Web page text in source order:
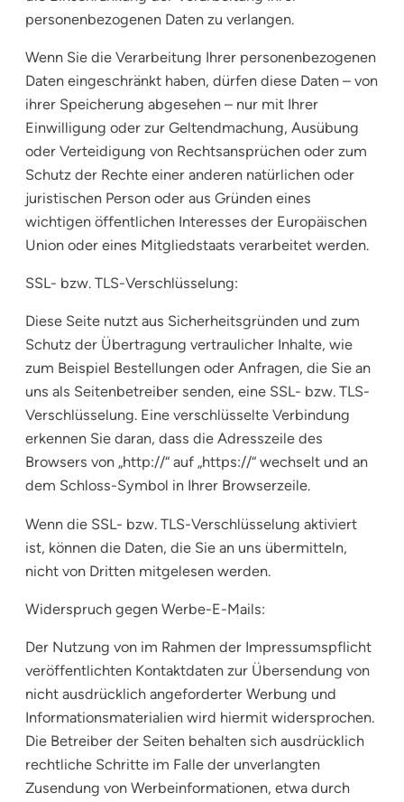
personenbezogenen Daten zu verlangen.
Wenn Sie die Verarbeitung Ihrer personenbezogenen
Daten eingeschränkt haben, dürfen diese Daten – von
ihrer Speicherung abgesehen – nur mit Ihrer
Einwilligung oder zur Geltendmachung, Ausübung
oder Verteidigung von Rechtsansprüchen oder zum
Schutz der Rechte einer anderen natürlichen oder
juristischen Person oder aus Gründen eines
wichtigen öffentlichen Interesses der Europäischen
Union oder eines Mitgliedstaats verarbeitet werden.
SSL- bzw. TLS-Verschlüsselung:
Diese Seite nutzt aus Sicherheitsgründen und zum
Schutz der Übertragung vertraulicher Inhalte, wie
zum Beispiel Bestellungen oder Anfragen, die Sie an
uns als Seitenbetreiber senden, eine SSL- bzw. TLS-
Verschlüsselung. Eine verschlüsselte Verbindung
erkennen Sie daran, dass die Adresszeile des
Browsers von „http://“ auf „https://“ wechselt und an
dem Schloss-Symbol in Ihrer Browserzeile.
Wenn die SSL- bzw. TLS-Verschlüsselung aktiviert
ist, können die Daten, die Sie an uns übermitteln,
nicht von Dritten mitgelesen werden.
Widerspruch gegen Werbe-E-Mails:
Der Nutzung von im Rahmen der Impressumspflicht
veröffentlichten Kontaktdaten zur Übersendung von
nicht ausdrücklich angeforderter Werbung und
Informationsmaterialien wird hiermit widersprochen.
Die Betreiber der Seiten behalten sich ausdrücklich
rechtliche Schritte im Falle der unverlangten
Zusendung von Werbeinformationen, etwa durch